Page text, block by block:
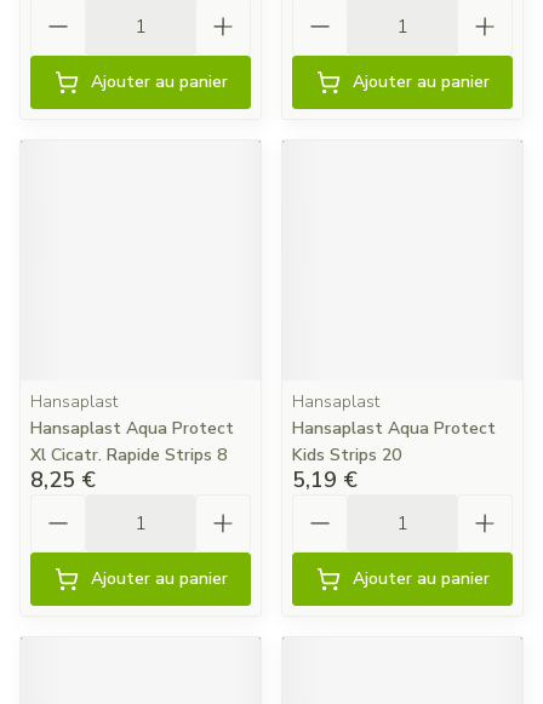
Ajouter au panier Ajouter au panier
Hansaplast
Hansaplast Aqua Protect
Xl Cicatr. Rapide Strips 8
8,25 €
Ajouter au panier
Hansaplast
Hansaplast Aqua Protect
Kids Strips 20
5,19 €
Ajouter au panier